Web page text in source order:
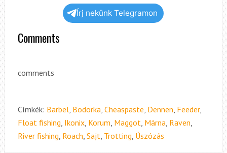
Írj nekünk Telegramon
Comments
comments
Címkék: Barbel, Bodorka, Cheaspaste, Dennen, Feeder,
Float fishing, Ikonix, Korum, Maggot, Márna, Raven,
River fishing, Roach, Sajt, Trotting, Úszózás